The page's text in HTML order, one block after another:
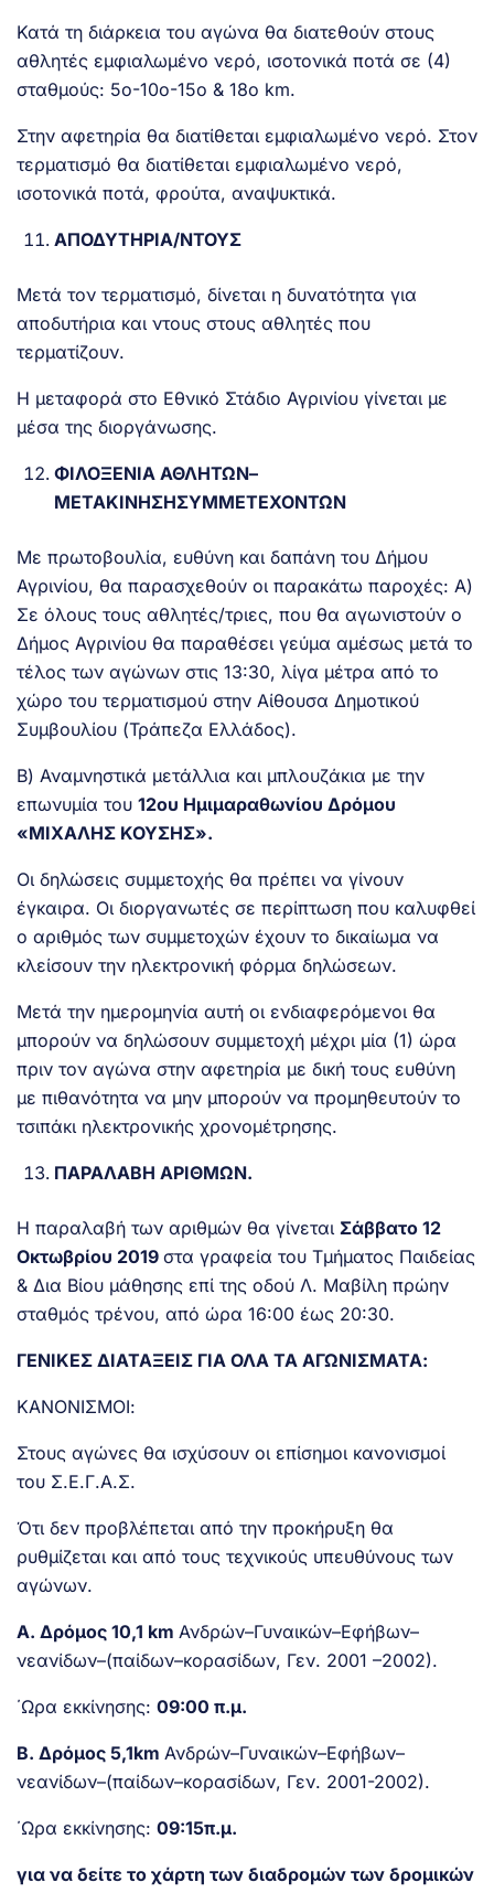
Κατά τη διάρκεια του αγώνα θα διατεθούν στους
αθλητές εμφιαλωμένο νερό, ισοτονικά ποτά σε (4)
σταθμούς: 5ο-10ο-15ο & 18ο km.
Στην αφετηρία θα διατίθεται εμφιαλωμένο νερό. Στον
τερματισμό θα διατίθεται εμφιαλωμένο νερό,
ισοτονικά ποτά, φρούτα, αναψυκτικά.
ΑΠΟΔΥΤΗΡΙΑ/ΝΤΟΥΣ
Μετά τον τερματισμό, δίνεται η δυνατότητα για
αποδυτήρια και ντους στους αθλητές που
τερματίζουν.
Η μεταφορά στο Εθνικό Στάδιο Αγρινίου γίνεται με
μέσα της διοργάνωσης.
ΦΙΛΟΞΕΝΙΑ ΑΘΛΗΤΩΝ–
ΜΕΤΑΚΙΝΗΣΗΣΥΜΜΕΤΕΧΟΝΤΩΝ
Με πρωτοβουλία, ευθύνη και δαπάνη του Δήμου
Αγρινίου, θα παρασχεθούν οι παρακάτω παροχές: Α)
Σε όλους τους αθλητές/τριες, που θα αγωνιστούν ο
Δήμος Αγρινίου θα παραθέσει γεύμα αμέσως μετά το
τέλος των αγώνων στις 13:30, λίγα μέτρα από το
χώρο του τερματισμού στην Αίθουσα Δημοτικού
Συμβουλίου (Τράπεζα Ελλάδος).
Β) Αναμνηστικά μετάλλια και μπλουζάκια με την
επωνυμία του 12ου Ημιμαραθωνίου Δρόμου
«ΜΙΧΑΛΗΣ ΚΟΥΣΗΣ».
Οι δηλώσεις συμμετοχής θα πρέπει να γίνουν
έγκαιρα. Οι διοργανωτές σε περίπτωση που καλυφθεί
ο αριθμός των συμμετοχών έχουν το δικαίωμα να
κλείσουν την ηλεκτρονική φόρμα δηλώσεων.
Μετά την ημερομηνία αυτή οι ενδιαφερόμενοι θα
μπορούν να δηλώσουν συμμετοχή μέχρι μία (1) ώρα
πριν τον αγώνα στην αφετηρία με δική τους ευθύνη
με πιθανότητα να μην μπορούν να προμηθευτούν το
τσιπάκι ηλεκτρονικής χρονομέτρησης.
ΠΑΡΑΛΑΒΗ ΑΡΙΘΜΩΝ.
Η παραλαβή των αριθμών θα γίνεται Σάββατο 12
Οκτωβρίου 2019 στα γραφεία του Τμήματος Παιδείας
& Δια Βίου μάθησης επί της οδού Λ. Μαβίλη πρώην
σταθμός τρένου, από ώρα 16:00 έως 20:30.
ΓΕΝΙΚΕΣ ΔΙΑΤΑΞΕΙΣ ΓΙΑ ΟΛΑ ΤΑ ΑΓΩΝΙΣΜΑΤΑ:
ΚΑΝΟΝΙΣΜΟΙ:
Στους αγώνες θα ισχύσουν οι επίσημοι κανονισμοί
του Σ.Ε.Γ.Α.Σ.
Ότι δεν προβλέπεται από την προκήρυξη θα
ρυθμίζεται και από τους τεχνικούς υπευθύνους των
αγώνων.
Α. Δρόμος 10,1 km Ανδρών–Γυναικών–Εφήβων–
νεανίδων–(παίδων–κορασίδων, Γεν. 2001 –2002).
΄Ωρα εκκίνησης: 09:00 π.μ.
Β. Δρόμος 5,1km Ανδρών–Γυναικών–Εφήβων–
νεανίδων–(παίδων–κορασίδων, Γεν. 2001-2002).
΄Ωρα εκκίνησης: 09:15π.μ.
για να δείτε το χάρτη των διαδρομών των δρομικών